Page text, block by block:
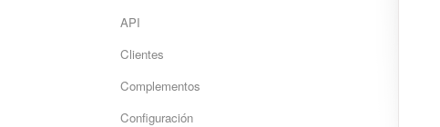
API
Clientes
Complementos
Configuración